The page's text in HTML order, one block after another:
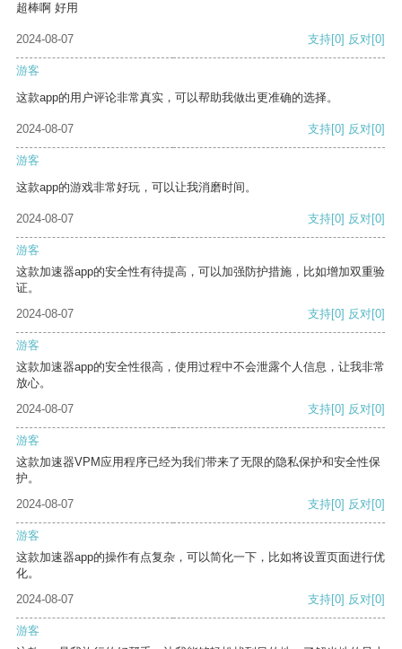
超棒啊 好用
2024-08-07 支持[0] 反对[0]
游客
这款app的用户评论非常真实，可以帮助我做出更准确的选择。
2024-08-07 支持[0] 反对[0]
游客
这款app的游戏非常好玩，可以让我消磨时间。
2024-08-07 支持[0] 反对[0]
游客
这款加速器app的安全性有待提高，可以加强防护措施，比如增加双重验
证。
2024-08-07
支持[0] 反对[0]
游客
这款加速器app的安全性很高，使用过程中不会泄露个人信息，让我非常
放心。
2024-08-07
支持[0] 反对[0]
游客
这款加速器VPM应用程序已经为我们带来了无限的隐私保护和安全性保
护。
2024-08-07
支持[0] 反对[0]
游客
这款加速器app的操作有点复杂，可以简化一下，比如将设置页面进行优
化。
2024-08-07
支持[0] 反对[0]
游客